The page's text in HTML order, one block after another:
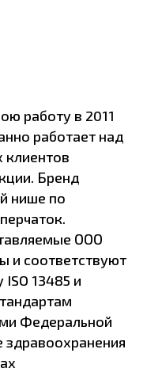
работу в 2011
работает над
клиентов
Бренд
нише по
ООО
и соответствуют
13485 и
Федеральной